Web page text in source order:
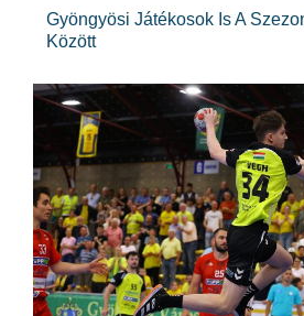
Gyöngyösi Játékosok Is A
Között